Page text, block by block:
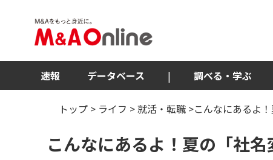
速報 データベース | 調べる・学ぶ
トップ > ライフ >就活・転職 >こんなにあるよ！
こんなにあるよ！夏の「社名